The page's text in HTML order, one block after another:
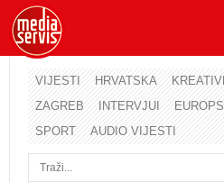
VIJESTI HRVATSKA
ZAGREB
INTERVJUI
SPORT
AUDIO VIJESTI
Korisničko ime
Lozinka